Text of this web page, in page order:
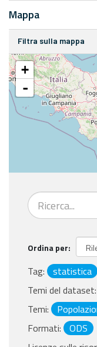
Mappa
Filtra sulla mappa
+
-
Ordina per
Tag: statistica
Temi del dataset:
Temi:
Formati:
ODS